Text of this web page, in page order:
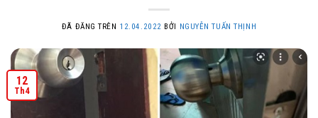
ĐÃ ĐĂNG TRÊN 12.04.2022 BỞI NGUYỄN TUẤN THỊNH
12
Th4